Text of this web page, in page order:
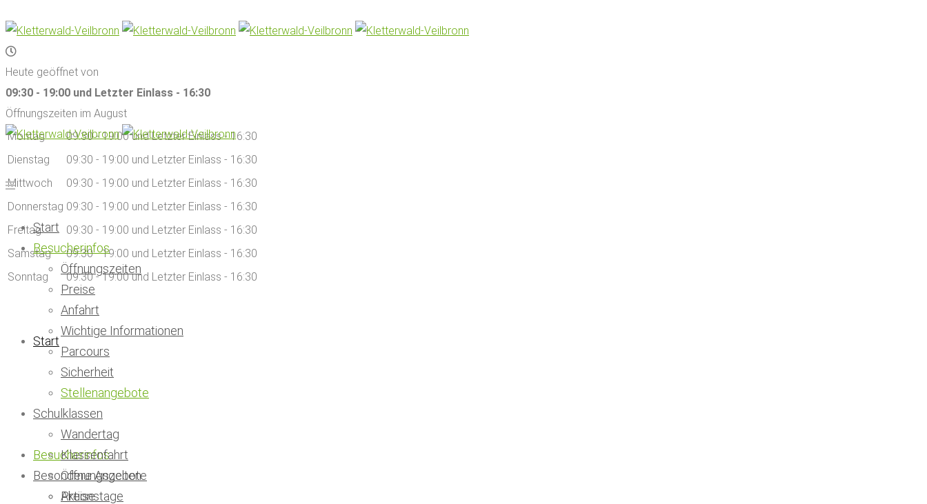
Heute geöffnet von
09:30 - 19:00 und Letzter Einlass - 16:30
Öffnungszeiten im August
Montag
09:30 - 19:00 und Letzter Einlass - 16:30
Dienstag
09:30 - 19:00 und Letzter Einlass - 16:30
Mittwoch
09:30 - 19:00 und Letzter Einlass - 16:30
Donnerstag 09:30 - 19:00 und Letzter Einlass - 16:30
Freitag
09:30 - 19:00 und Letzter Einlass - 16:30
Samstag
09:30 - 19:00 und Letzter Einlass - 16:30
Sonntag
09:30 - 19:00 und Letzter Einlass - 16:30
Start
Besucherinfos
Öffnungszeiten
Preise
Start
Besucherinfos
Öffnungszeiten
Preise
Anfahrt
Wichtige Informationen
Parcours
Sicherheit
Stellenangebote
Schulklassen
Wandertag
Klassenfahrt
Besondere Angebote
Aktionstage